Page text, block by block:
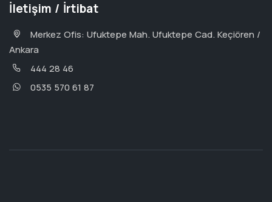
İletişim / İrtibat
Merkez Ofis: Ufuktepe Mah. Ufuktepe Cad. Keçiören /
Ankara
444 28 46
0535 570 61 87